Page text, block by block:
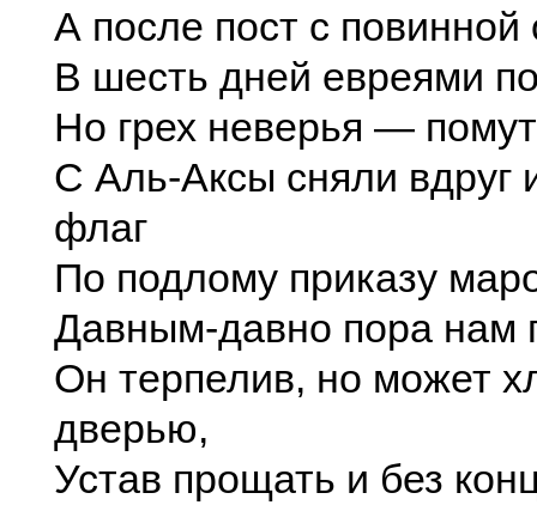
А после пост с повинной
В шесть дней евреями
Но грех неверья —
С Аль-Аксы сняли вдруг
флаг
По подлому приказу
Давным-давно пора нам
Он терпелив, но может
дверью,
Устав прощать и без